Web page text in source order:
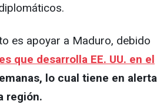
es apoyar a Maduro, debido
que desarrolla EE. UU. en el
lo cual tiene en alerta
región.